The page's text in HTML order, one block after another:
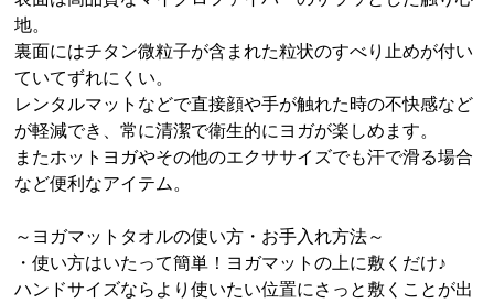
地。
裏面にはチタン微粒子が含まれた粒状のすべり止めが付い
ていてずれにくい。
レンタルマットなどで直接顔や手が触れた時の不快感など
が軽減でき、常に清潔で衛生的にヨガが楽しめます。
またホットヨガやその他のエクササイズでも汗で滑る場合
など便利なアイテム。
～ヨガマットタオルの使い方・お手入れ方法～
・使い方はいたって簡単！ヨガマットの上に敷くだけ♪
ハンドサイズならより使いたい位置にさっと敷くことが出